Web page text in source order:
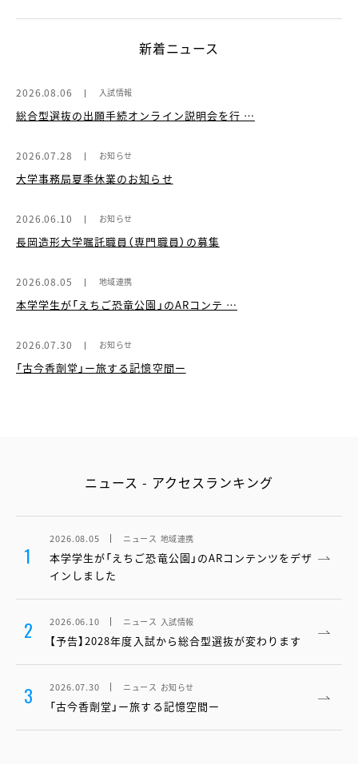
新着ニュース
2026.08.06 入試情報
総合型選抜の出願手続オンライン説明会を行 …
2026.07.28 お知らせ
大学事務局夏季休業のお知らせ
2026.06.10 お知らせ
長岡造形大学嘱託職員（専門職員）の募集
2026.08.05 地域連携
本学学生が「えちご恐竜公園」のARコンテ …
2026.07.30 お知らせ
「古今香劑堂」ー旅する記憶空間ー
ニュース - アクセスランキング
1
2026.08.05 ニュース 地域連携
本学学生が「えちご恐竜公園」のARコンテンツをデザ
インしました
2 2026.06.10 ニュース 入試情報
【予告】2028年度入試から総合型選抜が変わります
3 2026.07.30 ニュース お知らせ
「古今香劑堂」ー旅する記憶空間ー